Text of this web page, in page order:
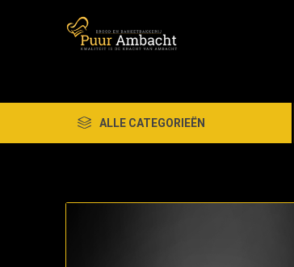
ALLE CATEGORIEËN